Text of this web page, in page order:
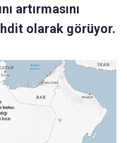
artırmasını
olarak görüyor.